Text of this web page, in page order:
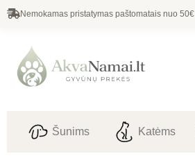
Nemokamas pristatymas paštomatais nuo 50€
Šunims Katėms